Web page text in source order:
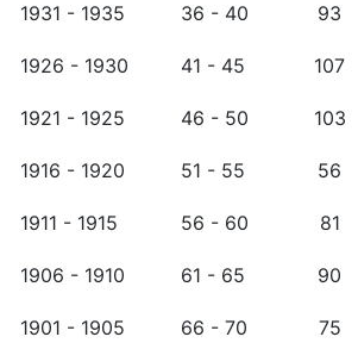
1931 - 1935 36 - 40 93
1926 - 1930 41 - 45 107
1921 - 1925 46 - 50 103
1916 - 1920 51 - 55 56
1911 - 1915 56 - 60 81
1906 - 1910 61 - 65 90
1901 - 1905 66 - 70 75